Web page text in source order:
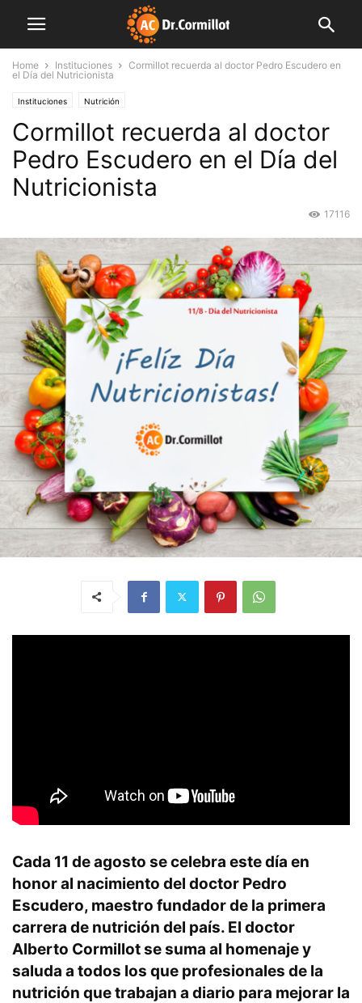
Home Instituciones
Cormillot recuerda al doctor Pedro Escudero en
el Día del Nutricionista
Instituciones Nutrición
Cormillot recuerda al doctor
Pedro Escudero en el Día del
Nutricionista
17116
Cada 11 de agosto se celebra este día en
honor al nacimiento del doctor Pedro
Escudero, maestro fundador de la primera
carrera de nutrición del país. El doctor
Alberto Cormillot se suma al homenaje y
saluda a todos los que profesionales de la
nutrición que trabajan a diario para mejorar la